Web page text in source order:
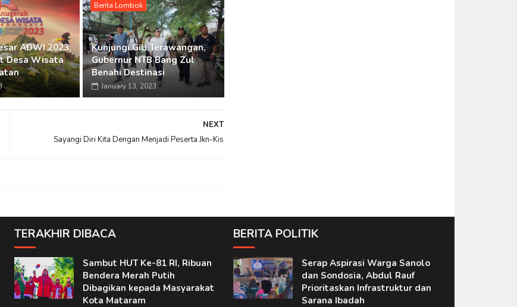
ADWI 2023,
Desa Wisata
Berita Lombok
Kunjungi Gili Terawangan,
Gubernur NTB Bang Zul
Benahi Destinasi
January 13, 2023
NEXT
Sayangi Diri Kita Dengan Menjadi Peserta Jkn-Kis
TERAKHIR DIBACA
Sambut HUT Ke-81 RI, Ribuan
Bendera Merah Putih
Dibagikan kepada Masyarakat
Kota Mataram
BERITA POLITIK
Serap Aspirasi Warga Sanolo
dan Sondosia, Abdul Rauf
Prioritaskan Infrastruktur dan
Sarana Ibadah